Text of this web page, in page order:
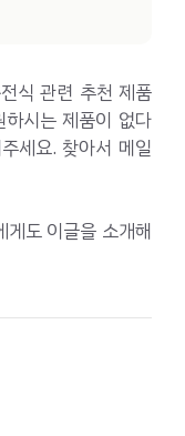
식 관련 추천 제품
시는 제품이 없다
세요. 찾아서 메일
게도 이글을 소개해